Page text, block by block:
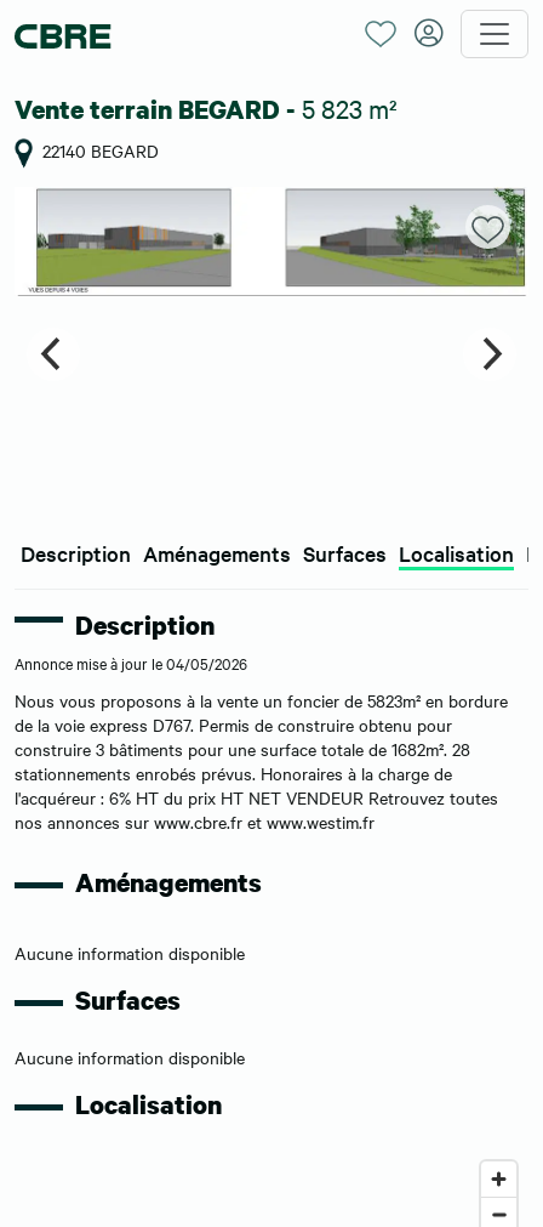
Vente terrain BEGARD - 5 823 m²
22140 BEGARD
Description Aménagements Surfaces Localisation
Description
Annonce mise à jour le 04/05/2026
Nous vous proposons à la vente un foncier de 5823m² en bordure
de la voie express D767. Permis de construire obtenu pour
construire 3 bâtiments pour une surface totale de 1682m². 28
stationnements enrobés prévus. Honoraires à la charge de
l'acquéreur : 6% HT du prix HT NET VENDEUR Retrouvez toutes
nos annonces sur www.cbre.fr et www.westim.fr
Aménagements
Aucune information disponible
Surfaces
Aucune information disponible
Localisation